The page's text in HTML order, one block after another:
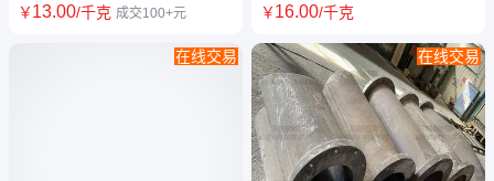
￥13.00/千克 成交100+元
在线交易
管式加热炉炉管用
￥16.00/千克
在线交易